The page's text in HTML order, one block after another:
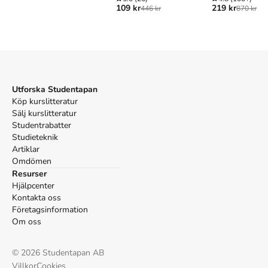
109 kr446 kr 219 kr870 kr
Utforska Studentapan
Köp kurslitteratur
Sälj kurslitteratur
Studentrabatter
Studieteknik
Artiklar
Omdömen
Resurser
Hjälpcenter
Kontakta oss
Företagsinformation
Om oss
© 2026 Studentapan AB